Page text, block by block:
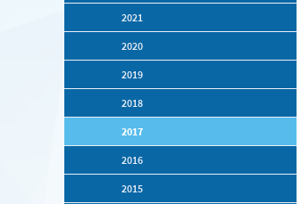
2021
2020
2019
2018
2017
2016
2015